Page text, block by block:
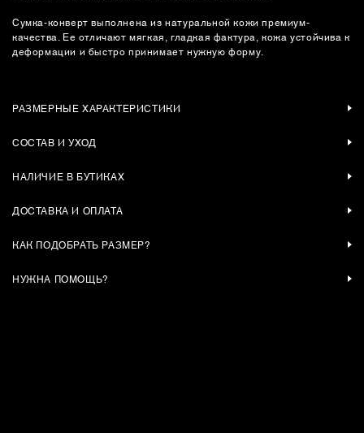
Сумка-конверт выполнена из натуральной кожи премиум-
качества. Ее отличают мягкая, гладкая фактура, кожа устойчива к
деформации и быстро принимает нужную форму.
РАЗМЕРНЫЕ ХАРАКТЕРИСТИКИ
СОСТАВ И УХОД
НАЛИЧИЕ В БУТИКАХ
ДОСТАВКА И ОПЛАТА
КАК ПОДОБРАТЬ РАЗМЕР?
НУЖНА ПОМОЩЬ?